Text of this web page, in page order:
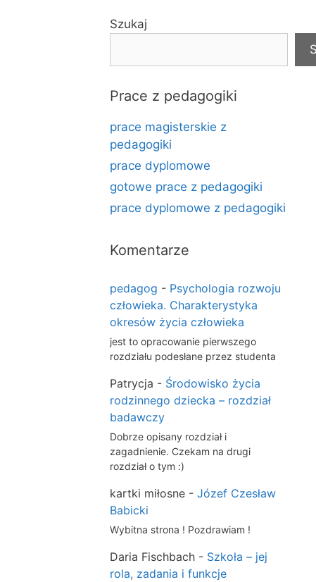
Szukaj
Prace z pedagogiki
prace magisterskie z
pedagogiki
prace dyplomowe
gotowe prace z pedagogiki
prace dyplomowe z pedagogiki
Komentarze
pedagog - Psychologia rozwoju
człowieka. Charakterystyka
okresów życia człowieka
jest to opracowanie pierwszego
rozdziału podesłane przez studenta
Patrycja - Środowisko życia
rodzinnego dziecka – rozdział
badawczy
Dobrze opisany rozdział i
zagadnienie. Czekam na drugi
rozdział o tym :)
kartki miłosne -Józef Czesław
Babicki
Wybitna strona ! Pozdrawiam !
Daria Fischbach - Szkoła – jej
rola, zadania i funkcje